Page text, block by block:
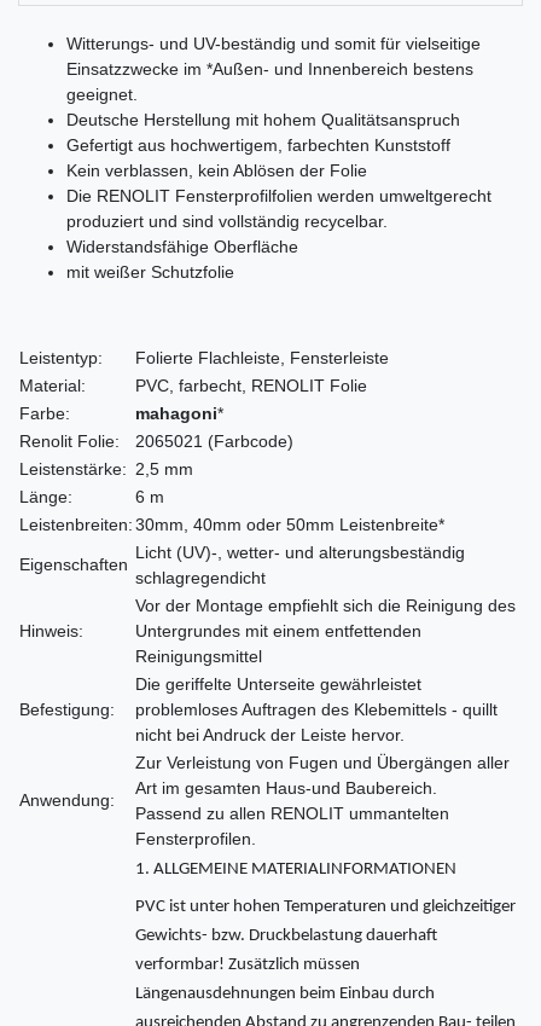
Witterungs- und UV-beständig und somit für vielseitige
Einsatzzwecke im *Außen- und Innenbereich bestens
geeignet.
Deutsche Herstellung mit hohem Qualitätsanspruch
Gefertigt aus hochwertigem, farbechten Kunststoff
Kein verblassen, kein Ablösen der Folie
Die RENOLIT Fensterprofilfolien werden umweltgerecht
produziert und sind vollständig recycelbar.
Widerstandsfähige Oberfläche
mit weißer Schutzfolie
Leistentyp:
Folierte Flachleiste, Fensterleiste
Material:
PVC, farbecht, RENOLIT Folie
Farbe:
mahagoni*
Renolit Folie:
2065021 (Farbcode)
Leistenstärke: 2,5 mm
Länge:
6 m
Leistenbreiten:30mm, 40mm oder 50mm Leistenbreite*
Eigenschaften
Licht (UV)-, wetter- und alterungsbeständig
schlagregendicht
Hinweis:
Vor der Montage empfiehlt sich die Reinigung des
Untergrundes mit einem entfettenden
Reinigungsmittel
Befestigung:
Die geriffelte Unterseite gewährleistet
problemloses Auftragen des Klebemittels - quillt
nicht bei Andruck der Leiste hervor.
Anwendung:
Zur Verleistung von Fugen und Übergängen aller
Art im gesamten Haus-und Baubereich.
Passend zu allen RENOLIT ummantelten
Fensterprofilen.
1. ALLGEMEINE MATERIALINFORMATIONEN
PVC ist unter hohen Temperaturen und gleichzeitiger
Gewichts- bzw. Druckbelastung dauerhaft
verformbar! Zusätzlich müssen
Längenausdehnungen beim Einbau durch